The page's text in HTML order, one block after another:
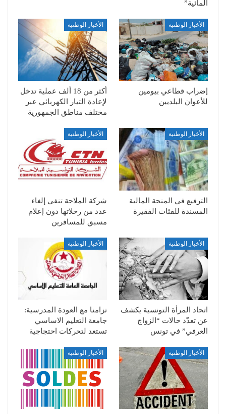
المائية”
الأخبار الوطنية
إضراب قطاعي بيومين
للأعوان البلديين
الأخبار الوطنية
أكثر من 18 ألف عملية تدخل
لإعادة التيار الكهربائي عبر
مختلف مناطق الجمهورية
الأخبار الوطنية
الترفيع في المنحة المالية
المسندة للفئات الفقيرة
الأخبار الوطنية
شركة الملاحة تنفي إلغاء
عدد من رحلاتها دون إعلام
مسبق للمسافرين
الأخبار الوطنية
اتحاد المرأة التونسية يكشف
عن تعدّد حالات “الزواج
العرفي” في تونس
الأخبار الوطنية
تزامنا مع العودة المدرسية:
جامعة التعليم الاساسي
تستعد لتحركات احتجاجية
الأخبار الوطنية الأخبار الوطنية